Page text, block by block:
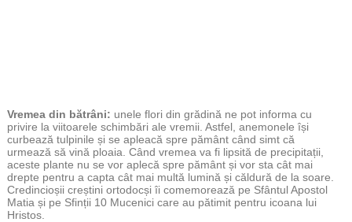
Vremea din bătrâni: unele flori din grădină ne pot informa cu
privire la viitoarele schimbări ale vremii. Astfel, anemonele își
curbează tulpinile și se apleacă spre pământ când simt că
urmează să vină ploaia. Când vremea va fi lipsită de precipitații,
aceste plante nu se vor aplecă spre pământ și vor sta cât mai
drepte pentru a capta cât mai multă lumină și căldură de la soare.
Credincioșii creștini ortodocși îi comemorează pe Sfântul Apostol
Matia și pe Sfinții 10 Mucenici care au pătimit pentru icoana lui
Hristos.